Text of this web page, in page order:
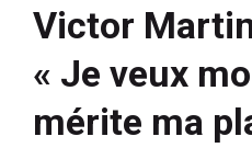
Victor
« Je veux
mérite ma